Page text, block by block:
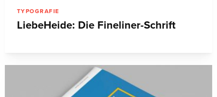
TYPOGRAFIE
LiebeHeide: Die Fineliner-Schrift